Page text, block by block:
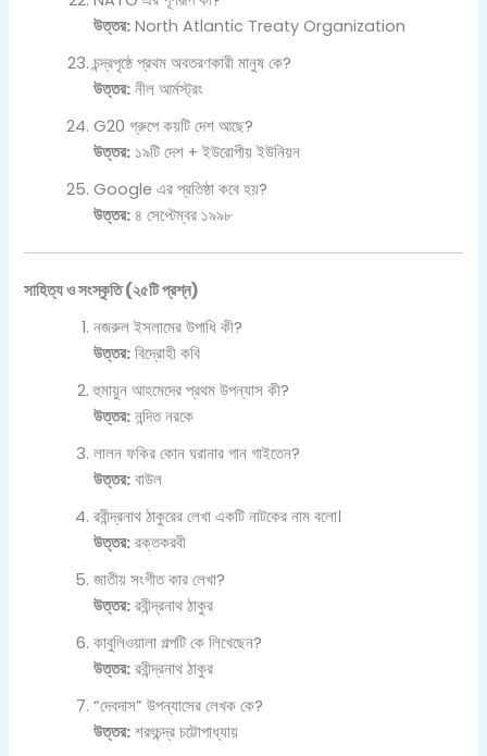
উত্তর: North Atlantic Treaty Organization
চন্দ্রপৃষ্ঠে প্রথম অবতরণকারী মানুষ কে?
উত্তর: নীল আর্মস্ট্রং
G20 গ্রুপে কয়টি দেশ আছে?
উত্তর: ১৯টি দেশ + ইউরোপীয় ইউনিয়ন
Google এর প্রতিষ্ঠা কবে হয়?
উত্তর: ৪ সেপ্টেম্বর ১৯৯৮
সাহিত্য ও সংস্কৃতি (২৫টি প্রশ্ন)
নজরুল ইসলামের উপাধি কী?
উত্তর: বিদ্রোহী কবি
হুমায়ুন আহমেদের প্রথম উপন্যাস কী?
উত্তর: নন্দিত নরকে
লালন ফকির কোন ঘরানার গান গাইতেন?
উত্তর: বাউল
রবীন্দ্রনাথ ঠাকুরের লেখা একটি নাটকের নাম বলো।
উত্তর: রক্তকরবী
জাতীয় সংগীত কার লেখা?
উত্তর: রবীন্দ্রনাথ ঠাকুর
কাবুলিওয়ালা গল্পটি কে লিখেছেন?
উত্তর: রবীন্দ্রনাথ ঠাকুর
“দেবদাস” উপন্যাসের লেখক কে?
উত্তর: শরৎচন্দ্র চট্টোপাধ্যায়